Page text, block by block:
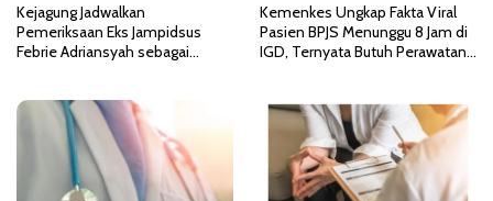
Kejagung Jadwalkan
Pemeriksaan Eks Jampidsus
Febrie Adriansyah sebagai
Kemenkes Ungkap Fakta Viral
Pasien BPJS Menunggu 8 Jam di
IGD, Ternyata Butuh Perawatan